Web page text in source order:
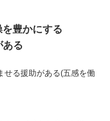
豊かにする
ある
せる援助がある(五感を働